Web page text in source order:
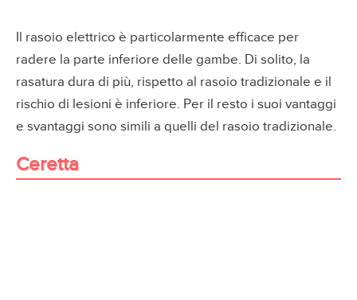
Il rasoio elettrico è particolarmente efficace per
radere la parte inferiore delle gambe. Di solito, la
rasatura dura di più, rispetto al rasoio tradizionale e il
rischio di lesioni è inferiore. Per il resto i suoi vantaggi
e svantaggi sono simili a quelli del rasoio tradizionale.
Ceretta